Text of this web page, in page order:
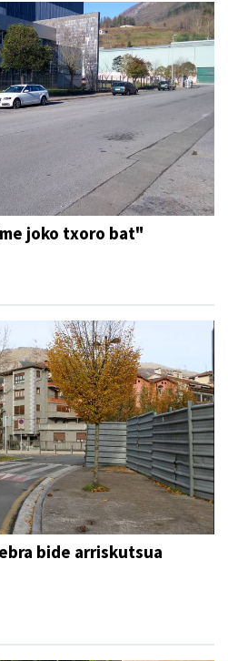
joko txoro bat"
bide arriskutsua